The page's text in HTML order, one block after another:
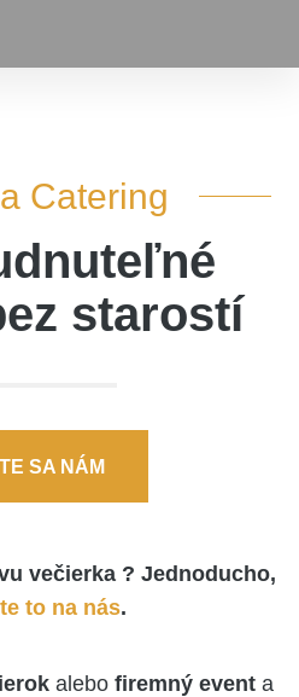
Catering
starostí
SA NÁM
večierka ? Jednoducho,
to na nás.
alebo firemný event a